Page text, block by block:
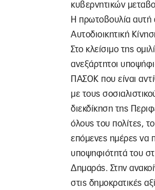
κυβερνητικών
Η πρωτοβουλία αυτή
Αυτοδιοικητική
Στο κλείσιμο της
ανεξάρτητοι
ΠΑΣΟΚ που είναι
με τους
διεκδίκηση της
όλους του πολίτες,
επόμενες ημέρες να
υποψηφιότητά του
Δημαράς. Στην
στις δημοκρατικές